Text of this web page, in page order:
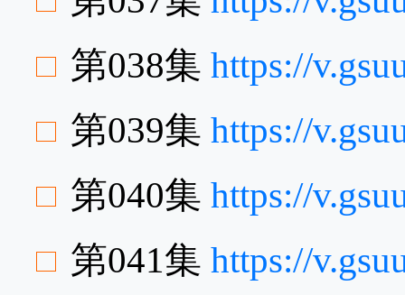
第038集 https://
第039集 https://
第040集 https://
第041集 https://